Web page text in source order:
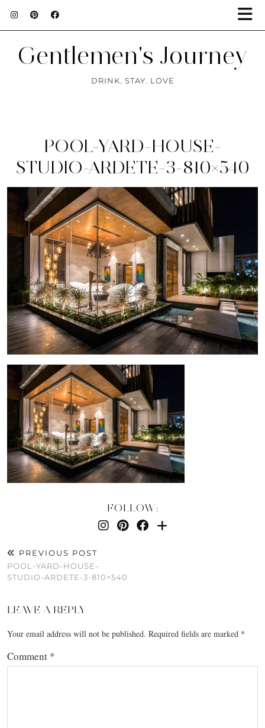
Gentlemen's Journey
DRINK. STAY. LOVE
POOL-YARD-HOUSE-
STUDIO-ARDETE-3-810×540
FOLLOW:
PREVIOUS POST
POOL-YARD-HOUSE-
STUDIO-ARDETE-3-810×540
LEAVE A REPLY
Your email address will not be published. Required fields are marked *
Comment *